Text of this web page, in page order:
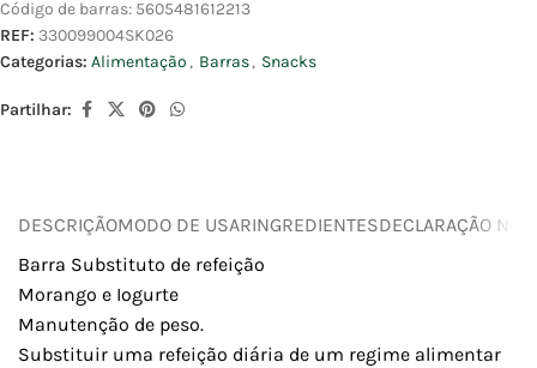
Código de barras: 5605481612213
REF: 330099004SK026
Categorias: Alimentação , Barras, Snacks
Partilhar:
DESCRIÇÃOMODO DE USARINGREDIENTESDECLARAÇÃO
Barra Substituto de refeição
Morango e Iogurte
Manutenção de peso.
Substituir uma refeição diária de um regime alimentar